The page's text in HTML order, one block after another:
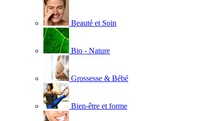
Beauté et Soin
Bio - Nature
Grossesse & Bébé
Bien-être et forme